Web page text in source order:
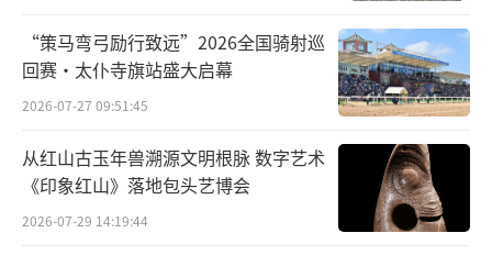
鲁迅一开始并不习惯“枯坐终日，极无聊
赖”的公务员生涯，可在蔡氏的器重与关照之
下，仍勉力维持，并逐步适应了驻京生活。时
至1917年7月7日，也即是在北大校徽设计完稿
前不久，因张勋复辟作乱，鲁迅愤而离职；不
过一周之后，张勋复辟的闹剧草草收场之后，
“策马弯弓励行致远”2026全国骑射巡
回赛·太仆寺旗站盛大启幕
2026-07-27 09:51:45
从红山古玉年兽溯源文明根脉 数字艺术
《印象红山》落地包头艺博会
2026-07-29 14:19:44